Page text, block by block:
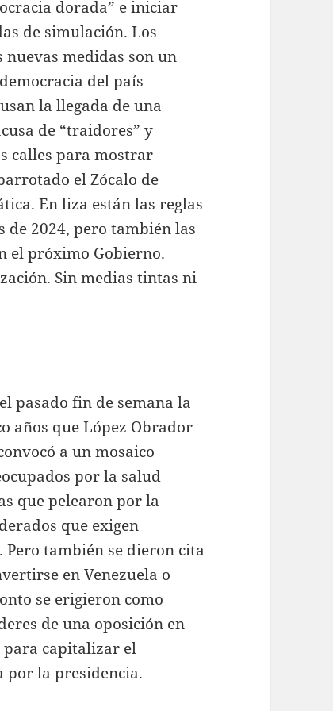
dorada” e iniciar
de simulación. Los
medidas son un
del país
la llegada de una
de “traidores” y
calles para mostrar
el Zócalo de
En liza están las reglas
de 2024, pero también las
el próximo Gobierno.
Sin medias tintas ni
pasado fin de semana la
años que López Obrador
a un mosaico
por la salud
que pelearon por la
que exigen
también se dieron cita
en Venezuela o
se erigieron como
de una oposición en
capitalizar el
por la presidencia.